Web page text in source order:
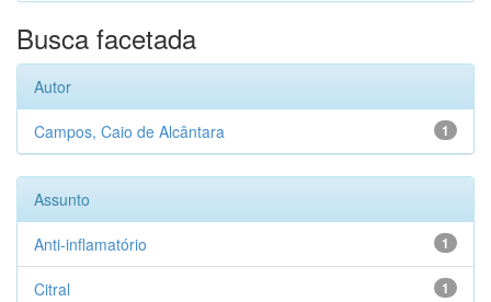
Busca facetada
Autor
1
Campos, Caio de Alcântara
Assunto
1
Anti-inflamatório
1
Citral